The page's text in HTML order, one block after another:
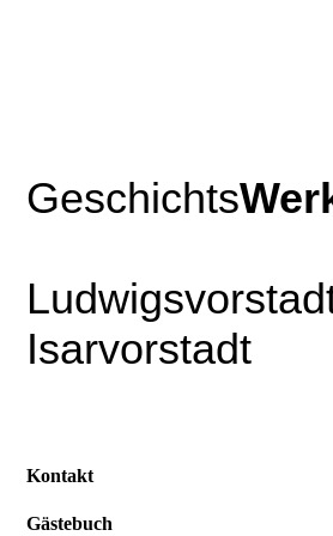
Geschichts
Isarvorstadt
Kontakt
Gästebuch